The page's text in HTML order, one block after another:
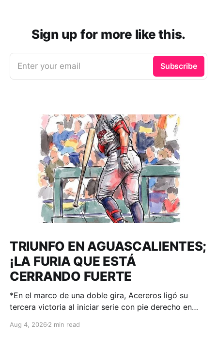
Sign up for more like this.
Enter your email Subscribe
TRIUNFO EN AGUASCALIENTES;
¡LA FURIA QUE ESTÁ
CERRANDO FUERTE
*En el marco de una doble gira, Acereros ligó su
tercera victoria al iniciar serie con pie derecho en
agosto 2026.-. Andretty Cordero disparó
Aug 4, 2026 2 min read